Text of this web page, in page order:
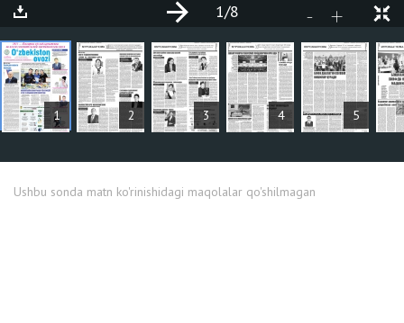
1 2 3 4 5
- +
1/8
MAQOLALAR
Ushbu sonda matn ko'rinishidagi maqolalar qo'shilmagan